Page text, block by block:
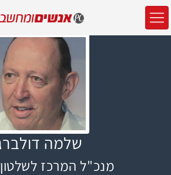
שלמה
מנכ"ל המרכז